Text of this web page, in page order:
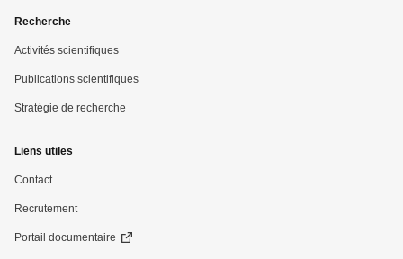
Recherche
Activités scientifiques
Publications scientifiques
Stratégie de recherche
Liens utiles
Contact
Recrutement
Portail documentaire